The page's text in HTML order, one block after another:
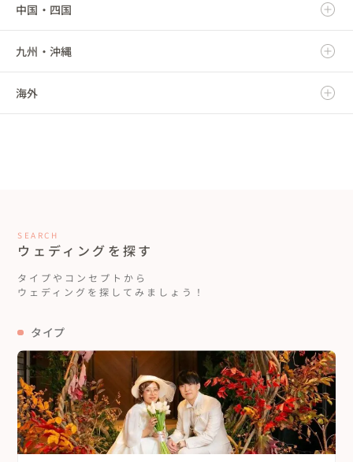
山形県
福島県
埼玉県
千葉県
東京都
愛知県
三重県
富山県
石川県
福井県
滋賀県
京都府
大阪府
中国・四国
鳥取県
島根県
徳島県
香川県
愛媛県
高知県
九州・沖縄
福岡県
大分県
宮崎県
鹿児島県
沖縄県
海外
SEARCH
ウェディングを探す
タイプやコンセプトから
ウェディングを探してみましょう！
タイプ